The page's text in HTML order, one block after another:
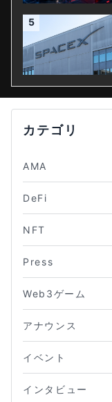
5
カテゴリ
AMA
DeFi
NFT
Press
Web3ゲーム
アナウンス
イベント
インタビュー